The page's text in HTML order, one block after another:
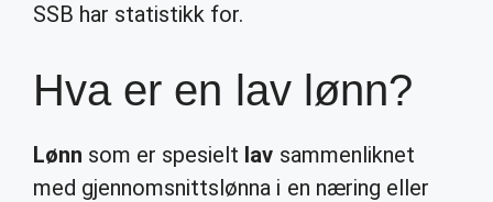
SSB har statistikk for.
Hva er en lav lønn?
Lønn som er spesielt lav sammenliknet
med gjennomsnittslønna i en næring eller